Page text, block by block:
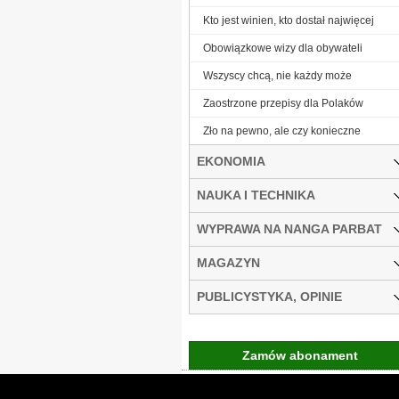
Kto jest winien, kto dostał najwięcej
Obowiązkowe wizy dla obywateli
Wszyscy chcą, nie każdy może
Zaostrzone przepisy dla Polaków
Zło na pewno, ale czy konieczne
EKONOMIA
NAUKA I TECHNIKA
WYPRAWA NA NANGA PARBAT
MAGAZYN
PUBLICYSTYKA, OPINIE
Zamów abonament